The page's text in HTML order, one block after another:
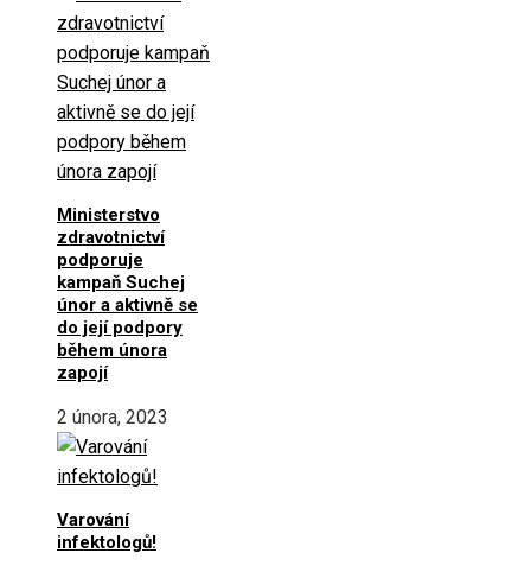
Ministerstvo
zdravotnictví
podporuje
kampaň Suchej
únor a aktivně se
do její podpory
během února
zapojí
2 února, 2023
Varování
infektologů!